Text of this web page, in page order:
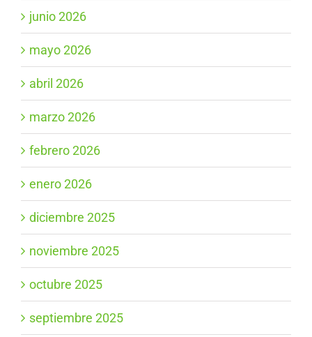
junio 2026
mayo 2026
abril 2026
marzo 2026
febrero 2026
enero 2026
diciembre 2025
noviembre 2025
octubre 2025
septiembre 2025